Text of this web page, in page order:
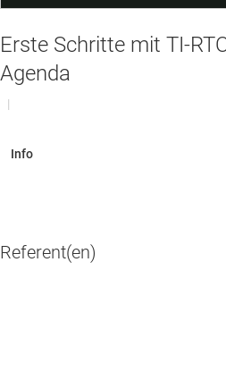
Erste Schritte mit TI-
Agenda
|
Referent(en)